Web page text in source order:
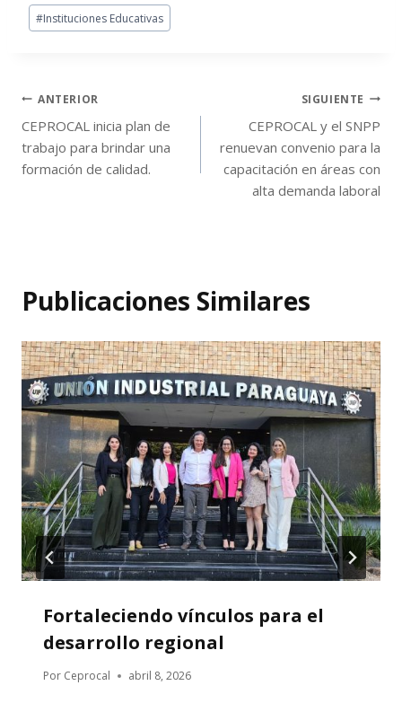
#Instituciones Educativas
ANTERIOR
CEPROCAL inicia plan de
trabajo para brindar una
formación de calidad.
SIGUIENTE
CEPROCAL y el SNPP
renuevan convenio para la
capacitación en áreas con
alta demanda laboral
Publicaciones Similares
Fortaleciendo vínculos para el
desarrollo regional
Por Ceprocal abril 8, 2026